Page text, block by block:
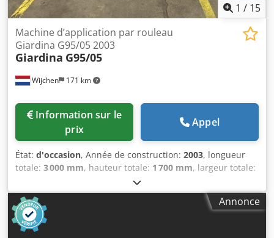
1 / 15
Wijchen 171 km
Machine d’application par rouleau
Giardina G95/05 2003
Giardina G95/05
prix
Appel
État: d'occasion, Année de construction: 2003, longueur
totale: 3 000 mm, hauteur totale: 1 700 mm, largeur totale:
, Couleur : blanc Poids à vide : 1 000 kg Prix : sur
demande - Année de construction : 2003 - Documentation
disponible : Oui └ Type de documentation : Fiche
technique - Marquage CE présent : Oui - Certificat CE
disponible : Non - Numéro de série : 30058 B - Largeur de
Annonce